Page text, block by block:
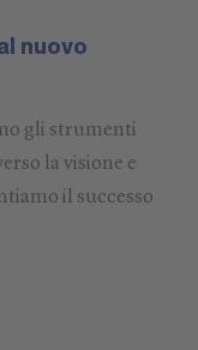
nuovo
gli strumenti
la visione e
il successo